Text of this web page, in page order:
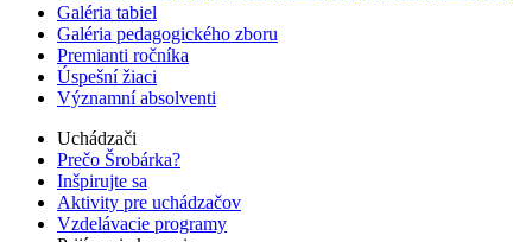
Galéria tabiel
Galéria pedagogického zboru
Premianti ročníka
Úspešní žiaci
Významní absolventi
Uchádzači
Prečo Šrobárka?
Inšpirujte sa
Aktivity pre uchádzačov
Vzdelávacie programy